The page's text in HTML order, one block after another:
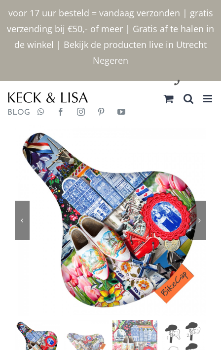
voor 17 uur besteld = vandaag verzonden | gratis
verzending bij €50,- of meer | Gratis af te halen in
de winkel | Bekijk de producten live in Utrecht
Negeren
inhoud
030 2400000
BLOG